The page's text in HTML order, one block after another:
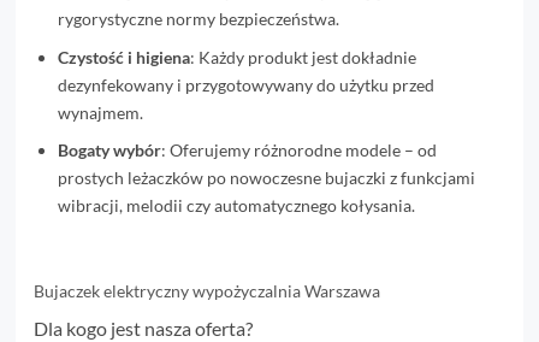
rygorystyczne normy bezpieczeństwa.
Czystość i higiena: Każdy produkt jest dokładnie
dezynfekowany i przygotowywany do użytku przed
wynajmem.
Bogaty wybór: Oferujemy różnorodne modele – od
prostych leżaczków po nowoczesne bujaczki z funkcjami
wibracji, melodii czy automatycznego kołysania.
Bujaczek elektryczny wypożyczalnia Warszawa
Dla kogo jest nasza oferta?